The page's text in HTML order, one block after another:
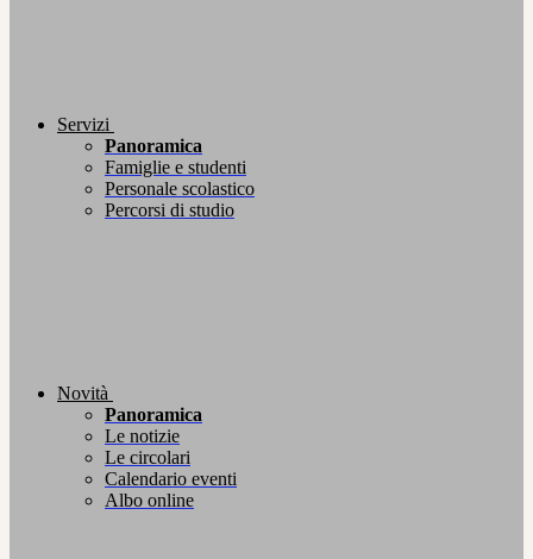
Servizi
Panoramica
Famiglie e studenti
Personale scolastico
Percorsi di studio
Novità
Panoramica
Le notizie
Le circolari
Calendario eventi
Albo online